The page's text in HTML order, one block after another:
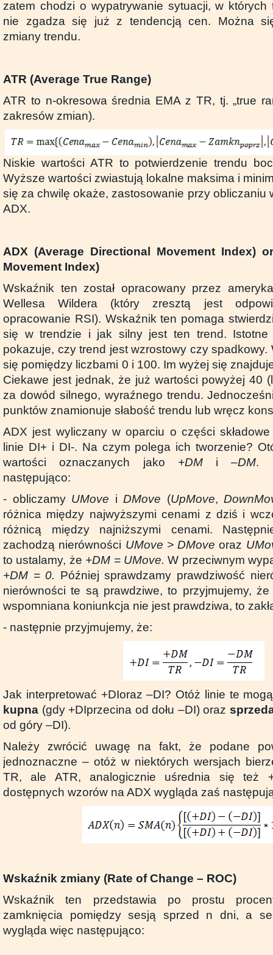
zatem chodzi o wypatrywanie sytuacji, w których
nie zgadza się już z tendencją cen. Można
zmiany trendu.
ATR (Average True Range)
ATR to n-okresowa średnia EMA z TR, tj. „true
zakresów zmian).
Niskie wartości ATR to potwierdzenie trendu
Wyższe wartości zwiastują lokalne maksima i
się za chwilę okaże, zastosowanie przy obliczaniu
ADX.
ADX (Average Directional Movement Index)
Movement Index)
Wskaźnik ten został opracowany przez
Wellesa Wildera (który zresztą jest
opracowanie RSI). Wskaźnik ten pomaga
się w trendzie i jak silny jest ten trend.
pokazuje, czy trend jest wzrostowy czy spadkowy.
się pomiędzy liczbami 0 i 100. Im wyżej się
Ciekawe jest jednak, że już wartości powyżej 40
za dowód silnego, wyraźnego trendu.
punktów znamionuje słabość trendu lub wręcz
ADX jest wyliczany w oparciu o części
linie DI+ i DI-. Na czym polega ich tworzenie?
wartości oznaczanych jako +DM i–DM.
następująco:
- obliczamy UMove iDMove (UpMove,
różnica między najwyższymi cenami z dziś i
różnicą między najniższymi cenami.
zachodzą nierówności UMove > DMove oraz
to ustalamy, że +DM = UMove.W przeciwnym
+DM = 0. Później sprawdzamy prawdziwość
nierówności te są prawdziwe, to przyjmujemy,
wspomniana koniunkcja nie jest prawdziwa, to
- następnie przyjmujemy, że:
Jak interpretować +DIoraz –DI? Otóż linie te
kupna (gdy +DIprzecina od dołu –DI) oraz
od góry –DI).
Należy zwrócić uwagę na fakt, że podane
jednoznaczne – otóż w niektórych wersjach
TR, ale ATR, analogicznie uśrednia się też
dostępnych wzorów na ADX wygląda zaś
Wskaźnik zmiany (Rate of Change – ROC)
Wskaźnik ten przedstawia po prostu
zamknięcia pomiędzy sesją sprzed n dni, a
wygląda więc następująco: